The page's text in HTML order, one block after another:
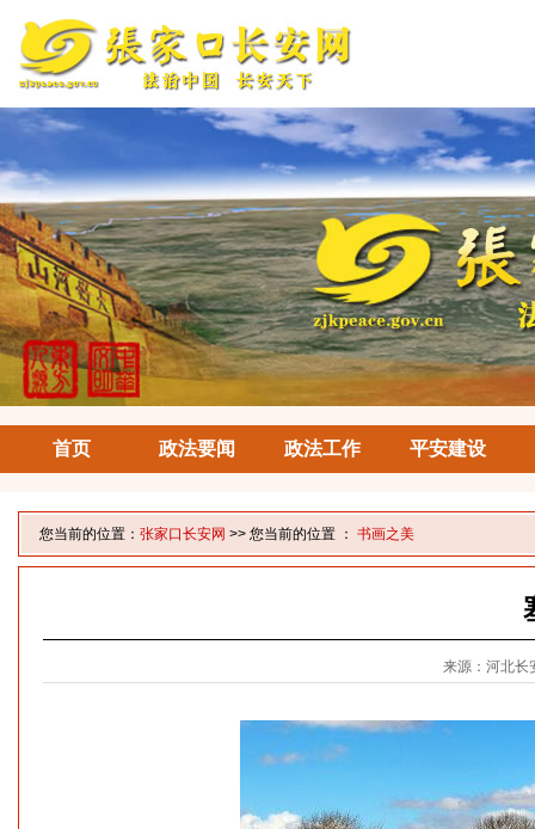
首页 政法要闻 政法工作 平安建设
您当前的位置： 张家口长安网 >> 您当前的位置 ： 书画之美
来源：河北长